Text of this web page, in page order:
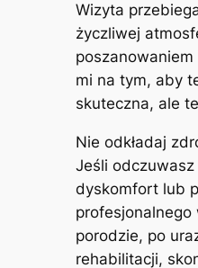
Wizyta
życzliwej
mi na tym, aby
skuteczna, ale
Nie odkładaj
Jeśli
dyskomfort lub
profesjonalnego
porodzie, po
rehabilitacji,